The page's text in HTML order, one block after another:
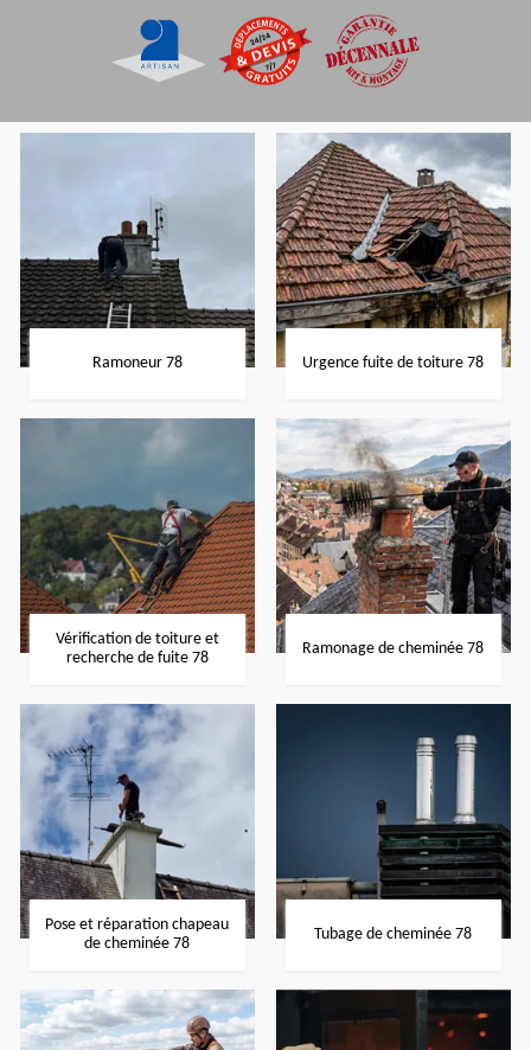
Ramoneur 78 Urgence fuite de toiture 78
Vérification de toiture et
recherche de fuite 78
Ramonage de cheminée 78
Pose et réparation chapeau
de cheminée 78
Tubage de cheminée 78